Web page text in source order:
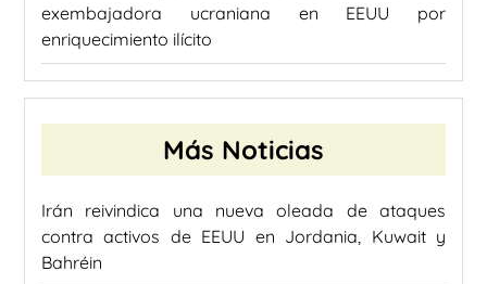
exembajadora ucraniana en EEUU por
enriquecimiento ilícito
Más Noticias
Irán reivindica una nueva oleada de ataques
contra activos de EEUU en Jordania, Kuwait y
Bahréin